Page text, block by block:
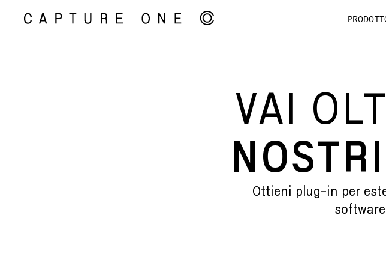
VAI
Ottieni plug-in per